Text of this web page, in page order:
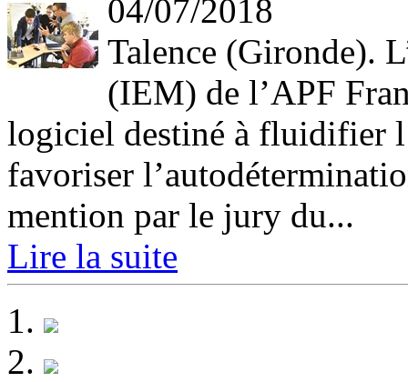
04/07/2018
Talence (Gironde).
(IEM) de l’APF
logiciel destiné à fluidifier
favoriser
mention par le jury du...
Lire la suite